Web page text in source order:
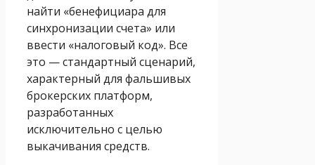
найти «бенефициара для
синхронизации счета» или
ввести «налоговый код». Все
это — стандартный сценарий,
характерный для фальшивых
брокерских платформ,
разработанных
исключительно с целью
выкачивания средств.